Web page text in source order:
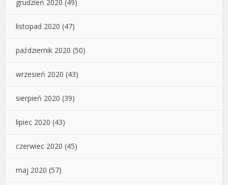
grudzień 2020 (49)
listopad 2020 (47)
październik 2020 (50)
wrzesień 2020 (43)
sierpień 2020 (39)
lipiec 2020 (43)
czerwiec 2020 (45)
maj 2020 (57)